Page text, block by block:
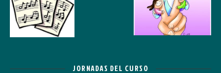
JORNADAS DEL CURSO